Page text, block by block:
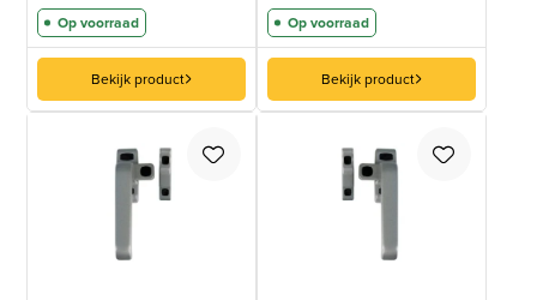
Op voorraad
Bekijk product
Op voorraad
Bekijk product